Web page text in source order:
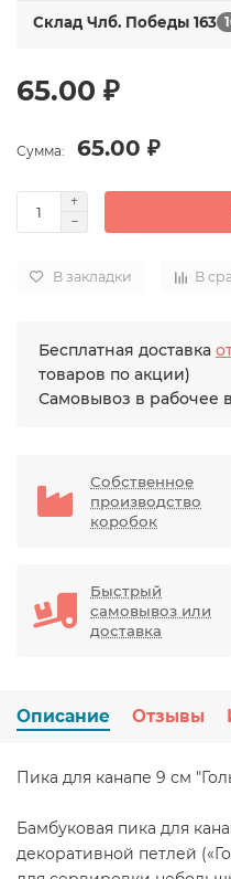
Склад Члб. Победы 163
65.00 ₽
Сумма: 65.00 ₽
В закладки В
Бесплатная доставка
товаров по акции)
Самовывоз в рабочее
Собственное
производство
коробок
Быстрый
самовывоз или
доставка
Описание Отзывы
Пика для канапе 9 см
Бамбуковая пика для
декоративной петлей